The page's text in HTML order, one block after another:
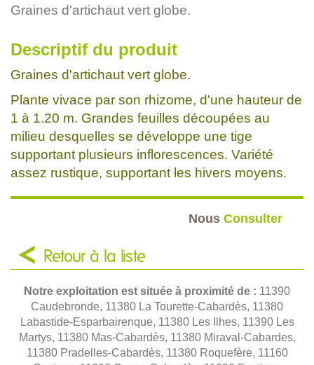
Graines d'artichaut vert globe.
Descriptif du produit
Graines d'artichaut vert globe.
Plante vivace par son rhizome, d'une hauteur de
1 à 1.20 m. Grandes feuilles découpées au
milieu desquelles se développe une tige
supportant plusieurs inflorescences. Variété
assez rustique, supportant les hivers moyens.
Nous Consulter
Retour à la liste
Notre exploitation est située à proximité de : 11390
Caudebronde, 11380 La Tourette-Cabardès, 11380
Labastide-Esparbairenque, 11380 Les Ilhes, 11390 Les
Martys, 11380 Mas-Cabardès, 11380 Miraval-Cabardes,
11380 Pradelles-Cabardès, 11380 Roquefère, 11160